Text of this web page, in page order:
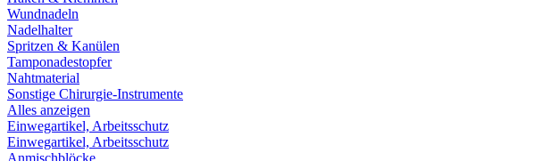
Wundnadeln
Nadelhalter
Spritzen & Kanülen
Tamponadestopfer
Nahtmaterial
Sonstige Chirurgie-Instrumente
Alles anzeigen
Einwegartikel, Arbeitsschutz
Einwegartikel, Arbeitsschutz
Anmischblöcke